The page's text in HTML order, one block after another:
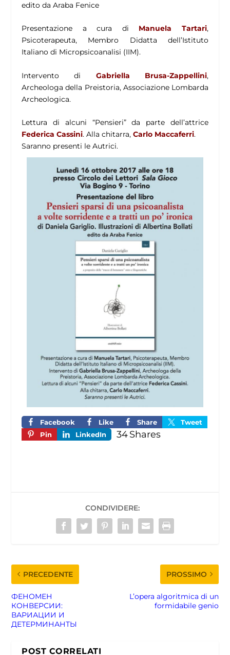
edito da Araba Fenice
Presentazione a cura di Manuela Tartari,
Psicoterapeuta, Membro Didatta dell’Istituto
Italiano di Micropsicoanalisi (IIM).
Intervento di Gabriella Brusa-Zappellini,
Archeologa della Preistoria, Associazione Lombarda
Archeologica.
Lettura di alcuni “Pensieri” da parte dell’attrice
Federica Cassini. Alla chitarra,Carlo Maccaferri.
Saranno presenti le Autrici.
Facebook Like Share
Tweet
Pin
LinkedIn Shares
34
CONDIVIDERE:
PRECEDENTE
ФЕНОМЕН
КОНВЕРСИИ:
ВАРИАЦИИ И
ДЕТЕРМИНАНТЫ
PROSSIMO
L’opera algoritmica di un
formidabile genio
POST CORRELATI